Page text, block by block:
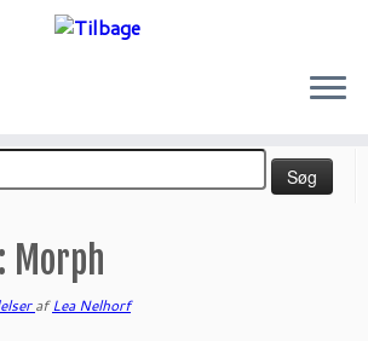
Morph
afLea Nelhorf